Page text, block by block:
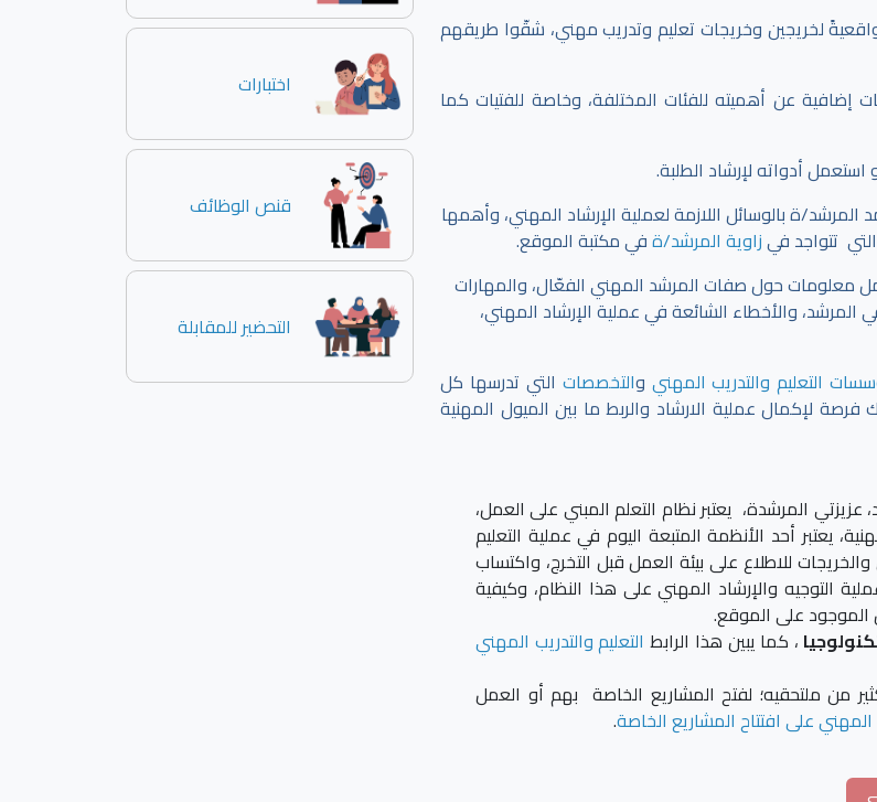
اختبارات
قنص الوظائف
التحضير للمقابلة
لخريجين وخريجات تعليم وتدريب مهني، شقّوا طريقهم
إضافية عن أهميته للفئات المختلفة، وخاصة للفتيات كما
أدواته لإرشاد الطلبة.
المرشد/ة بالوسائل اللازمة لعملية الإرشاد المهني، وأهمها
تتواجد فيزاوية المرشد/ةفي مكتبة الموقع.
معلومات حول صفات المرشد المهني الفعّال، والمهارات
المرشد، والأخطاء الشائعة في عملية الإرشاد المهني،
التعليم والتدريب المهني والتخصصات التي تدرسها كل
لإكمال عملية الارشاد والربط ما بين الميول المهنية
عزيزتي المرشدة، يعتبر نظام التعلم المبني على العمل،
أحد الأنظمة المتبعة اليوم في عملية التعليم
للاطلاع على بيئة العمل قبل التخرج، واكتساب
التوجيه والإرشاد المهني على هذا النظام، وكيفية
الموجود على الموقع.
، كما يبين هذا الرابط التعليم والتدريب المهني
من ملتحقيه؛ لفتح المشاريع الخاصة بهم أو العمل
المهني على افتتاح المشاريع الخاصة.